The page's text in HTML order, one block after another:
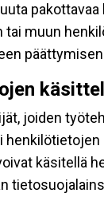
tai muun
joiden
käsitellä